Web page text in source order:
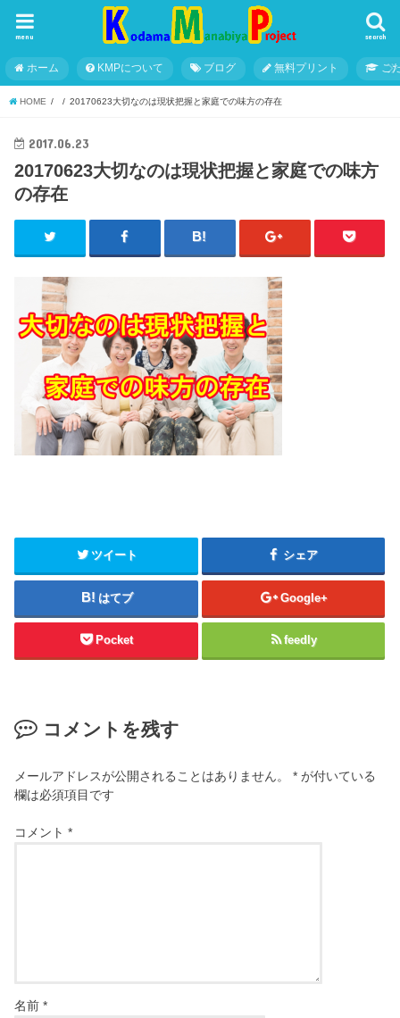
search
menu
ホーム KMPについて ブログ 無料プリント こ
HOME 20170623大切なのは現状把握と家庭での味方の存在
2017.06.23
20170623大切なのは現状把握と家庭での味方
の存在
ツイート シェア
はてブ Google+
Pocket feedly
コメントを残す
メールアドレスが公開されることはありません。 * が付いている
欄は必須項目です
コメント*
名前*